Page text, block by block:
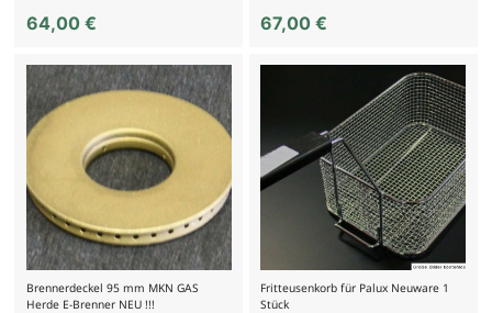
64,00 € 67,00€
Brennerdeckel 95 mm MKN GAS
Herde E-Brenner NEU !!!
Fritteusenkorb für Palux Neuware 1
Stück